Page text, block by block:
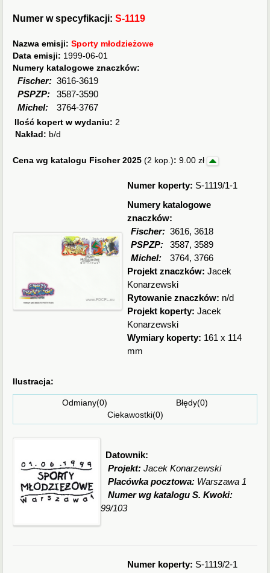
Numer w specyfikacji:S-1119
Nazwa emisji:Sporty młodzieżowe
Data emisji: 1999-06-01
Numery katalogowe znaczków:
Fischer: 3616-3619
PSPZP:
3587-3590
Michel:
3764-3767
Ilość kopert w wydaniu:2
Nakład: b/d
Cena wg katalogu Fischer 2025(2 kop.): 9.00 zł
Numer koperty: S-1119/1-1
Numery katalogowe
znaczków:
Fischer: 3616, 3618
PSPZP:
3587, 3589
Michel:
3764, 3766
Projekt znaczków:Jacek
Konarzewski
Rytowanie znaczków: n/d
Projekt koperty:Jacek
Konarzewski
Wymiary koperty: 161 x 114
mm
Ilustracja:
Odmiany(0) Błędy(0)
Ciekawostki(0)
Datownik:
Projekt:Jacek Konarzewski
Placówka pocztowa: Warszawa 1
Numer wg katalogu S. Kwoki:
99/103
Numer koperty: S-1119/2-1